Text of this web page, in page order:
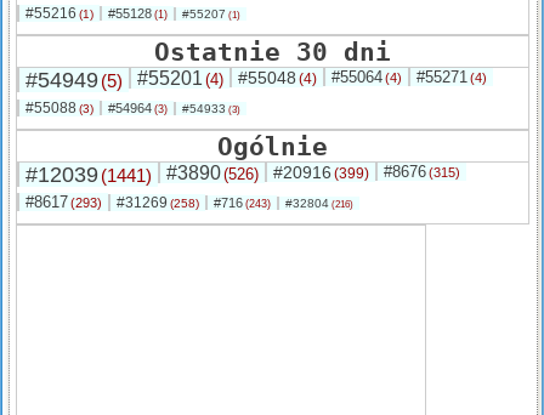
#55216 (1) #55128 (1) #55207 (1)
Ostatnie 30 dni
#54949(5) #55201 (4) #55048 (4) #55064(4) #55271(4)
#55088 (3) #54964 (3) #54933 (3)
Ogólnie
#12039(1441) #3890(526) #20916 (399) #8676(315)
#8617(293) #31269 (258) #716 (243) #32804 (216)